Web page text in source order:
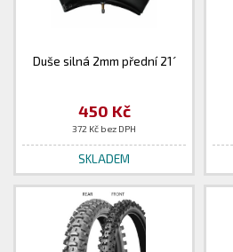
Duše silná 2mm přední 21´
450 Kč
372 Kč bez DPH
SKLADEM